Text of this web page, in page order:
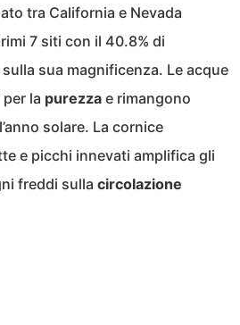
tra California e Nevada
7 siti con il 40.8% di
sua magnificenza. Le acque
la purezza e rimangono
solare. La cornice
e picchi innevati amplifica gli
freddi sulla circolazione